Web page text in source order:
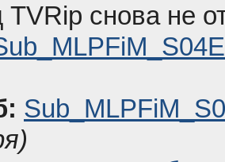
снова не